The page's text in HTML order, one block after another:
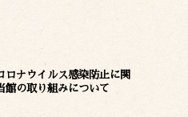
ロナウイルス感染防止に関
館の取り組みについて